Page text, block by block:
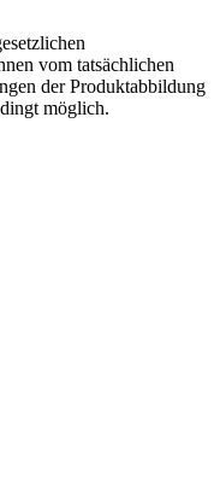
vom tatsächlichen
der Produktabbildung
möglich.